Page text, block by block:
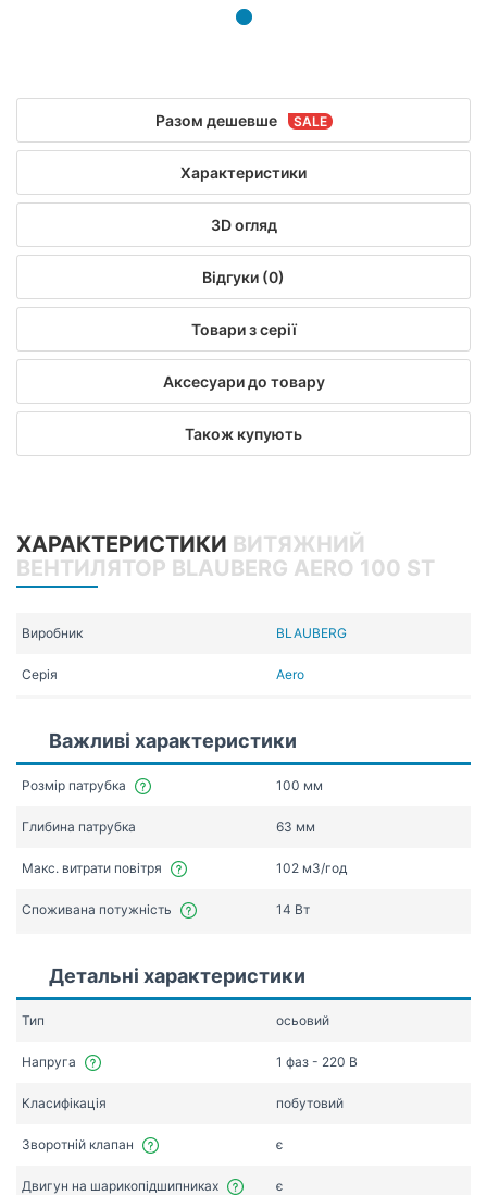
Разом дешевше
Характеристики
3D огляд
Відгуки (0)
Товари з серії
Аксесуари до товару
Також купують
ХАРАКТЕРИСТИКИ ВИТЯЖНИЙ
ВЕНТИЛЯТОР BLAUBERG AERO 100 ST
Виробник BLAUBERG
Серія Aero
Важливі характеристики
Розмір патрубка 100 мм
Глибина патрубка 63 мм
Макс. витрати повітря 102 мЗ/год
Споживана потужність 14 Вт
Детальні характеристики
Тип осьовий
Напруга 1 фаз - 220 В
Класифікація побутовий
Зворотній клапан є
Двигун на шарикопідшипниках є